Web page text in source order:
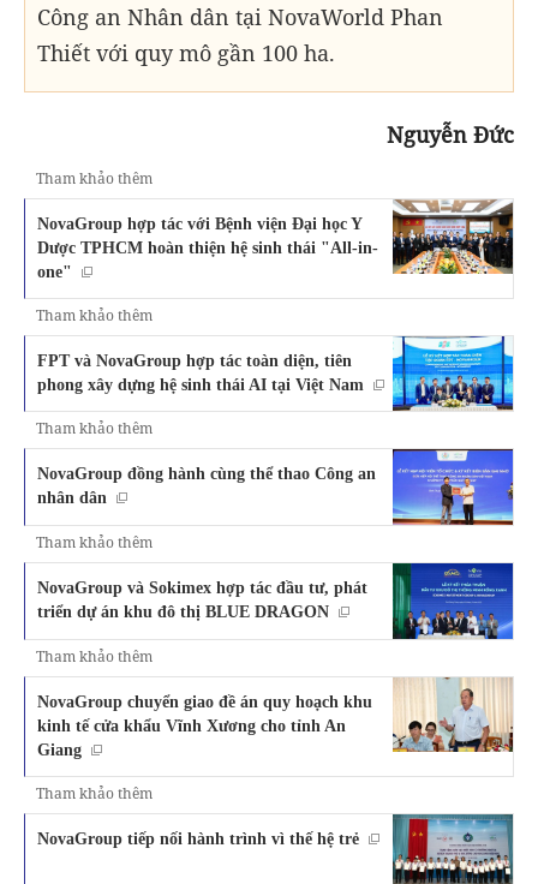
Công an Nhân dân tại NovaWorld Phan
Thiết với quy mô gần 100 ha.
Nguyễn Đức
Tham khảo thêm
NovaGroup hợp tác với Bệnh viện Đại học Y
Dược TPHCM hoàn thiện hệ sinh thái "All-in-
one"
Tham khảo thêm
FPT và NovaGroup hợp tác toàn diện, tiên
phong xây dựng hệ sinh thái AI tại Việt Nam
Tham khảo thêm
NovaGroup đồng hành cùng thể thao Công an
nhân dân
Tham khảo thêm
NovaGroup và Sokimex hợp tác đầu tư, phát
triển dự án khu đô thị BLUE DRAGON
Tham khảo thêm
NovaGroup chuyển giao đề án quy hoạch khu
kinh tế cửa khẩu Vĩnh Xương cho tỉnh An
Giang
Tham khảo thêm
NovaGroup tiếp nối hành trình vì thế hệ trẻ